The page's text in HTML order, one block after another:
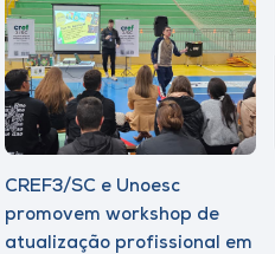
CREF3/SC e Unoesc
promovem workshop de
atualização profissional em